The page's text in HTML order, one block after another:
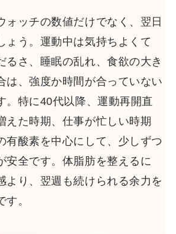
ォッチの数値だけでなく、翌日
ょう。運動中は気持ちよくて
るさ、睡眠の乱れ、食欲の大き
は、強度か時間が合っていない
。特に40代以降、運動再開直
えた時期、仕事が忙しい時期
有酸素を中心にして、少しずつ
安全です。体脂肪を整えるに
より、翌週も続けられる余力を
。